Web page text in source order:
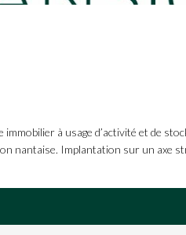
à usage d’activité et de
nantaise. Implantation sur un axe